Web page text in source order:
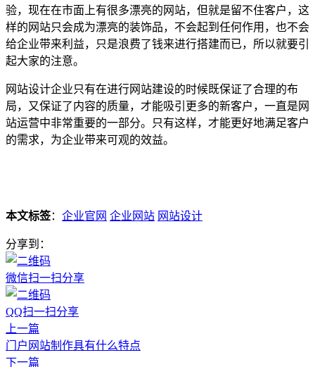
验，现在在市面上有很多漂亮的网站，但就是留不住客户，这
样的网站只会成为漂亮的装饰品，不会起到任何作用，也不会
给企业带来利益，只是浪费了钱来进行搭建而已，所以就要引
起大家的注意。
网站设计企业只有在进行网站建设的时候既保证了合理的布
局，又保证了内容的质量，才能吸引更多的新客户，一直是网
站运营中非常重要的一部分。只有这样，才能更好地满足客户
的需求，为企业带来可观的效益。
本文标签： 企业官网 企业网站 网站设计
分享到：
微信扫一扫分享
QQ扫一扫分享
上一篇
门户网站制作具有什么特点
下一篇